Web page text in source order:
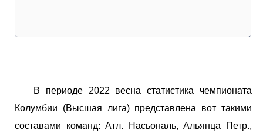
В периоде 2022 весна статистика чемпионата
Колумбии (Высшая лига) представлена вот такими
составами команд: Атл. Насьональ, Альянца Петр.,